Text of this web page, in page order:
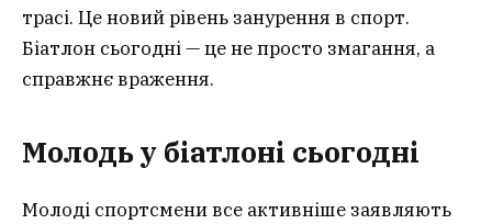
трасі. Це новий рівень занурення в спорт.
Біатлон сьогодні — це не просто змагання, а
справжнє враження.
Молодь у біатлоні сьогодні
Молоді спортсмени все активніше заявляють